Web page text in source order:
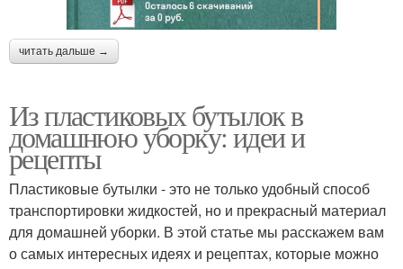
читать дальше →
Из пластиковых бутылок в
домашнюю уборку: идеи и
рецепты
Пластиковые бутылки - это не только удобный способ
транспортировки жидкостей, но и прекрасный материал
для домашней уборки. В этой статье мы расскажем вам
о самых интересных идеях и рецептах, которые можно